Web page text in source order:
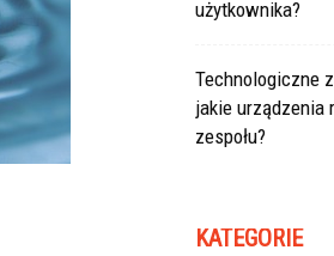
użytkownika?
Technologiczne
jakie urządzenia
zespołu?
KATEGORIE